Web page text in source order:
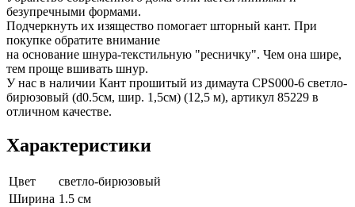
безупречными формами.
Подчеркнуть их изящество помогает шторный кант. При
покупке обратите внимание
на основание шнура-текстильную "ресничку". Чем она шире,
тем проще вшивать шнур.
У нас в наличии Кант прошитый из димаута CPS000-6 светло-
бирюзовый (d0.5см, шир. 1,5см) (12,5 м), артикул 85229 в
отличном качестве.
Характеристики
Цвет
светло-бирюзовый
Ширина 1.5 см